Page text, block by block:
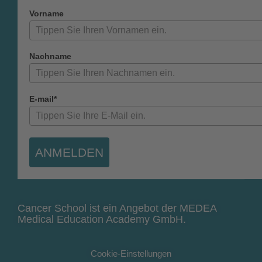
Vorname
Nachname
E-mail*
ANMELDEN
Cancer School ist ein Angebot der MEDEA
Medical Education Academy GmbH.
Cookie-Einstellungen